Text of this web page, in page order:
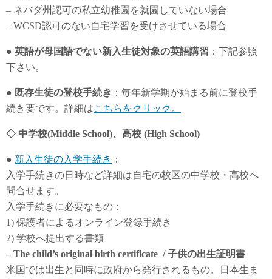
– ネバダ州認可の私立幼稚園を就園していない場合
– WCSD認可のない自宅学習を受けさせている場合
● 英語が母国語でない新入生徒対象の英語講習 ：下記参照
下さい。
● 既存生徒の登校手続き ：毎年新学期が始まる前に登校手
続き要です。詳細はこちらをクリック。
◇ 中学校(Middle School)、高校 (High School)
● 新入生徒の入学手続き ：
入学手続きの日時など詳細は自宅の校区の中学校・高校へ
問合せます。
入学手続きに必要なもの：
1) 保護者によるオンライン登録手続き
2) 学校へ提出する書類
– The child’s original birth certificate / 子供の出生証明書
米国では出生と同時に政府から発行されるもの。日本生ま